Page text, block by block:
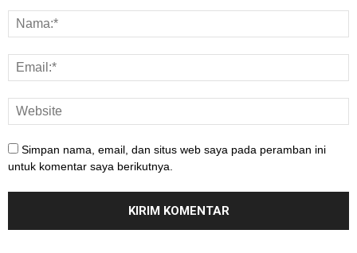
Simpan nama, email, dan situs web saya pada peramban ini
untuk komentar saya berikutnya.